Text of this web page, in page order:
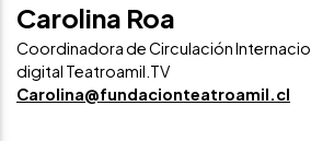
Carolina Roa
Coordinadora de Circulación
digital Teatroamil.TV
Carolina@fundacionteatroamil.cl